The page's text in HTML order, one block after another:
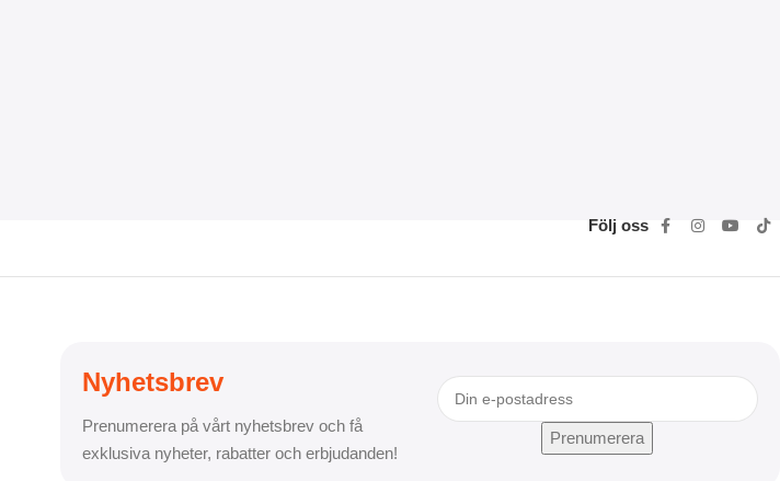
Följ oss
Nyhetsbrev
Prenumerera på vårt nyhetsbrev och få
exklusiva nyheter, rabatter och erbjudanden!